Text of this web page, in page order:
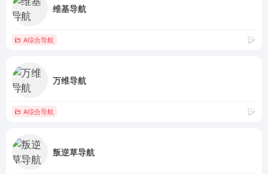
维基导航
A综合导航
万维导航
A综合导航
叛逆草导航